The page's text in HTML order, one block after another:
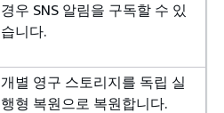
경우 SNS 알림을 구독할 수 있
습니다.
개별 영구 스토리지를 독립 실
행형 복원으로 복원합니다.